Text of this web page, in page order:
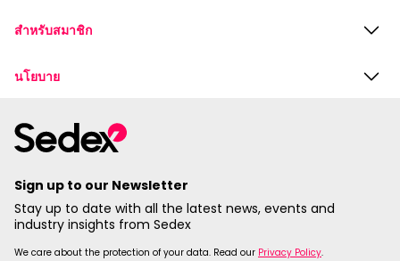
สำหรับสมาชิก
นโยบาย
Sign up to our Newsletter
Stay up to date with all the latest news, events and
industry insights from Sedex
We care about the protection of your data. Read our Privacy Policy.